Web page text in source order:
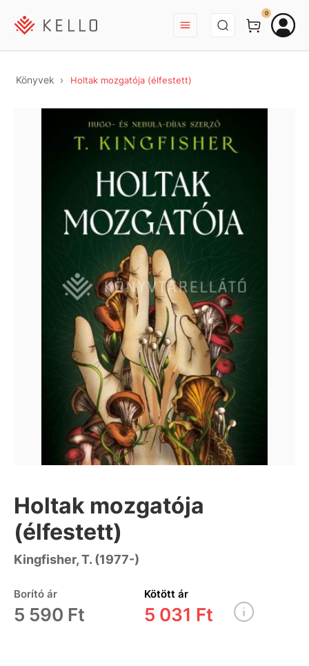
BEJELENTKEZÉS
0
Könyvek Holtak mozgatója (élfestett)
Holtak mozgatója
(élfestett)
Kingfisher, T. (1977-)
Borító ár
5 590 Ft
Kötött ár
5 031 Ft